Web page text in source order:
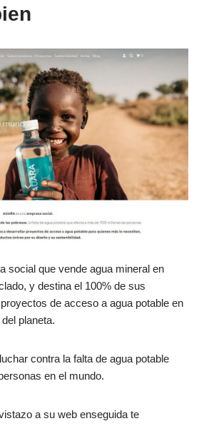
social que vende agua mineral en
y destina el 100% de sus
de acceso a agua potable en
planeta.
contra la falta de agua potable
en el mundo.
a su web enseguida te